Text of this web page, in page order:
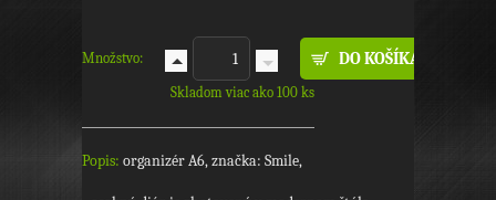
Množstvo:
Skladom viac ako 100 ks
Popis: organizér A6, značka: Smile,